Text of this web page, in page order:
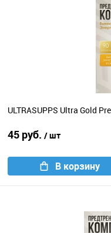
ULTRASUPPS Ultra Gold
45 руб. / шт
В корзину